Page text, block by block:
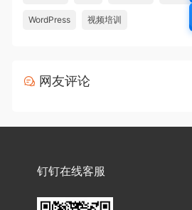
WordPress 视频培训
网友评论
钉钉在线客服